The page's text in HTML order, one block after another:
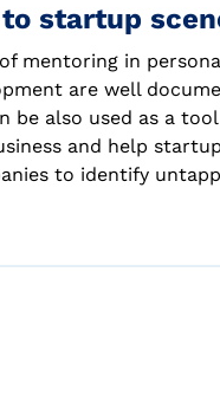
startup
mentoring in
are well
be also used as a
and help
to identify